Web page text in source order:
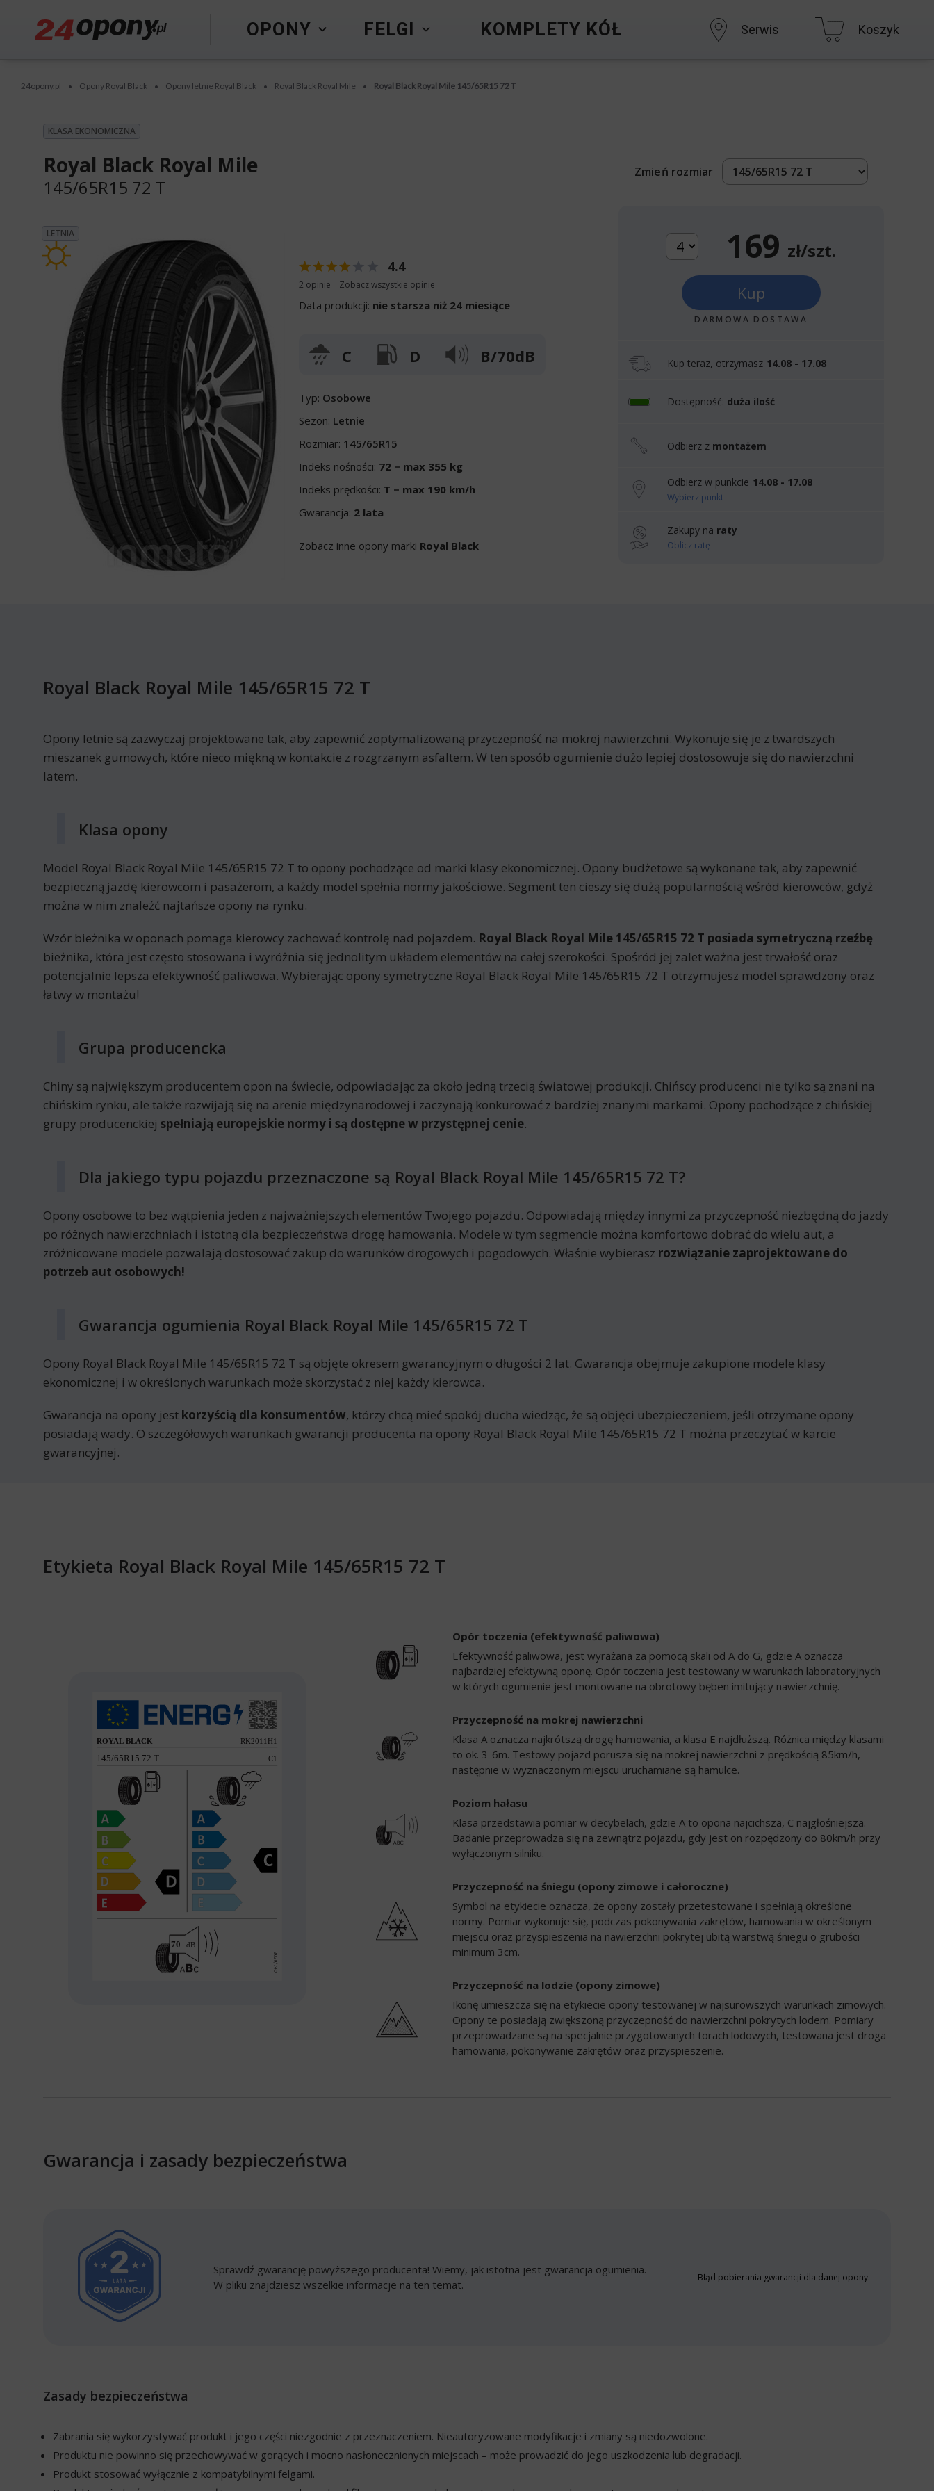
OPONY FELGI KOMPLETY KÓŁ Serwis Koszyk
24opony.pl • Opony Royal Black • Opony letnie Royal Black • Royal Black Royal Mile • Royal Black Royal Mile 145/65R15 72 T
KLASA EKONOMICZNA
Royal Black Royal Mile
145/65R15 72 T
LETNIA
4.4
2 opinie Zobacz wszystkie opinie
Data produkcji: nie starsza niż 24 miesiące
C D B/70dB
Typ: Osobowe
Sezon: Letnie
Rozmiar: 145/65R15
Indeks nośności: 72 = max 355 kg
Indeks prędkości: T = max 190 km/h
Gwarancja: 2 lata
Zobacz inne opony marki Royal Black
Zmień rozmiar
169 zł/szt.
Kup
DARMOWA DOSTAWA
Kup teraz, otrzymasz 14.08 - 17.08
Dostępność: duża ilość
Odbierz z montażem
Odbierz w punkcie 14.08 - 17.08
Wybierz punkt
Zakupy na raty
Oblicz ratę
Royal Black Royal Mile 145/65R15 72 T
Opony letnie są zazwyczaj projektowane tak, aby zapewnić zoptymalizowaną przyczepność na mokrej nawierzchni. Wykonuje się je z twardszych
mieszanek gumowych, które nieco miękną w kontakcie z rozgrzanym asfaltem. W ten sposób ogumienie dużo lepiej dostosowuje się do nawierzchni
latem.
Klasa opony
Model Royal Black Royal Mile 145/65R15 72 T to opony pochodzące od marki klasy ekonomicznej. Opony budżetowe są wykonane tak, aby zapewnić
bezpieczną jazdę kierowcom i pasażerom, a każdy model spełnia normy jakościowe. Segment ten cieszy się dużą popularnością wśród kierowców, gdyż
można w nim znaleźć najtańsze opony na rynku.
Wzór bieżnika w oponach pomaga kierowcy zachować kontrolę nad pojazdem. Royal Black Royal Mile 145/65R15 72 T posiada symetryczną rzeźbę
bieżnika, która jest często stosowana i wyróżnia się jednolitym układem elementów na całej szerokości. Spośród jej zalet ważna jest trwałość oraz
potencjalnie lepsza efektywność paliwowa. Wybierając opony symetryczne Royal Black Royal Mile 145/65R15 72 T otrzymujesz model sprawdzony oraz
łatwy w montażu!
Grupa producencka
Chiny są największym producentem opon na świecie, odpowiadając za około jedną trzecią światowej produkcji. Chińscy producenci nie tylko są znani na
chińskim rynku, ale także rozwijają się na arenie międzynarodowej i zaczynają konkurować z bardziej znanymi markami. Opony pochodzące z chińskiej
grupy producenckiej spełniają europejskie normy i są dostępne w przystępnej cenie.
Dla jakiego typu pojazdu przeznaczone są Royal Black Royal Mile 145/65R15 72 T?
Opony osobowe to bez wątpienia jeden z najważniejszych elementów Twojego pojazdu. Odpowiadają między innymi za przyczepność niezbędną do jazdy
po różnych nawierzchniach i istotną dla bezpieczeństwa drogę hamowania. Modele w tym segmencie można komfortowo dobrać do wielu aut, a
zróżnicowane modele pozwalają dostosować zakup do warunków drogowych i pogodowych. Właśnie wybierasz rozwiązanie zaprojektowane do
potrzeb aut osobowych!
Gwarancja ogumienia Royal Black Royal Mile 145/65R15 72 T
Opony Royal Black Royal Mile 145/65R15 72 T są objęte okresem gwarancyjnym o długości 2 lat. Gwarancja obejmuje zakupione modele klasy
ekonomicznej i w określonych warunkach może skorzystać z niej każdy kierowca.
Gwarancja na opony jest korzyścią dla konsumentów, którzy chcą mieć spokój ducha wiedząc, że są objęci ubezpieczeniem, jeśli otrzymane opony
posiadają wady. O szczegółowych warunkach gwarancji producenta na opony Royal Black Royal Mile 145/65R15 72 T można przeczytać w karcie
gwarancyjnej.
Etykieta Royal Black Royal Mile 145/65R15 72 T
Opór toczenia (efektywność paliwowa)
Efektywność paliwowa, jest wyrażana za pomocą skali od A do G, gdzie A oznacza
najbardziej efektywną oponę. Opór toczenia jest testowany w warunkach laboratoryjnych
w których ogumienie jest montowane na obrotowy bęben imitujący nawierzchnię.
Przyczepność na mokrej nawierzchni
Klasa A oznacza najkrótszą drogę hamowania, a klasa E najdłuższą. Różnica między klasami
to ok. 3-6m. Testowy pojazd porusza się na mokrej nawierzchni z prędkością 85km/h,
następnie w wyznaczonym miejscu uruchamiane są hamulce.
Poziom hałasu
Klasa przedstawia pomiar w decybelach, gdzie A to opona najcichsza, C najgłośniejsza.
Badanie przeprowadza się na zewnątrz pojazdu, gdy jest on rozpędzony do 80km/h przy
wyłączonym silniku.
Przyczepność na śniegu (opony zimowe i całoroczne)
Symbol na etykiecie oznacza, że opony zostały przetestowane i spełniają określone
normy. Pomiar wykonuje się, podczas pokonywania zakrętów, hamowania w określonym
miejscu oraz przyspieszenia na nawierzchni pokrytej ubitą warstwą śniegu o grubości
minimum 3cm.
Przyczepność na lodzie (opony zimowe)
Ikonę umieszcza się na etykiecie opony testowanej w najsurowszych warunkach zimowych.
Opony te posiadają zwiększoną przyczepność do nawierzchni pokrytych lodem. Pomiary
przeprowadzane są na specjalnie przygotowanych torach lodowych, testowana jest droga
hamowania, pokonywanie zakrętów oraz przyspieszenie.
Gwarancja i zasady bezpieczeństwa
Sprawdź gwarancję powyższego producenta! Wiemy, jak istotna jest gwarancja ogumienia.
W pliku znajdziesz wszelkie informacje na ten temat.
Błąd pobierania gwarancji dla danej opony.
Zasady bezpieczeństwa
Zabrania się wykorzystywać produkt i jego części niezgodnie z przeznaczeniem. Nieautoryzowane modyfikacje i zmiany są niedozwolone.
Produktu nie powinno się przechowywać w gorących i mocno nasłonecznionych miejscach – może prowadzić do jego uszkodzenia lub degradacji.
Produkt stosować wyłącznie z kompatybilnymi felgami.